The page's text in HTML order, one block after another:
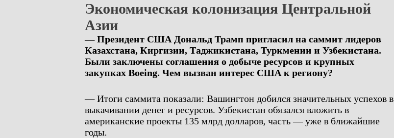
Экономическая колонизация Центральной
Азии
— Президент США Дональд Трамп пригласил на саммит лидеров
Казахстана, Киргизии, Таджикистана, Туркмении и Узбекистана.
Были заключены соглашения о добыче ресурсов и крупных
закупках Boeing. Чем вызван интерес США к региону?
— Итоги саммита показали: Вашингтон добился значительных успехов в
выкачивании денег и ресурсов. Узбекистан обязался вложить в
американские проекты 135 млрд долларов, часть — уже в ближайшие
годы.